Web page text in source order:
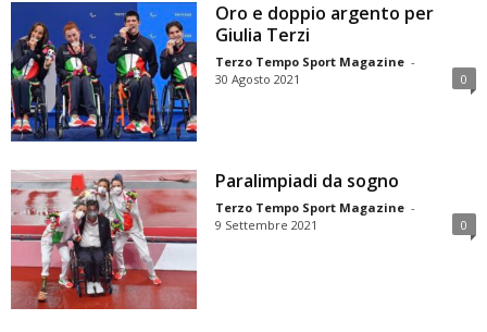
Oro e doppio argento per
Giulia Terzi
Terzo Tempo Sport Magazine -
30 Agosto 2021
0
Paralimpiadi da sogno
Terzo Tempo Sport Magazine -
9 Settembre 2021
0